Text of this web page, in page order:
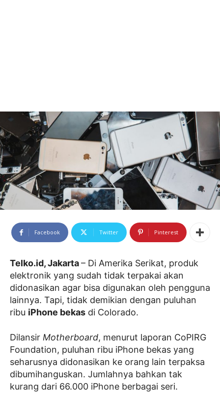
Facebook Twitter Pinterest
Telko.id, Jakarta– Di Amerika Serikat, produk
elektronik yang sudah tidak terpakai akan
didonasikan agar bisa digunakan oleh pengguna
lainnya. Tapi, tidak demikian dengan puluhan
ribu iPhone bekas di Colorado.
Dilansir Motherboard, menurut laporan CoPIRG
Foundation, puluhan ribu iPhone bekas yang
seharusnya didonasikan ke orang lain terpaksa
dibumihanguskan. Jumlahnya bahkan tak
kurang dari 66.000 iPhone berbagai seri.